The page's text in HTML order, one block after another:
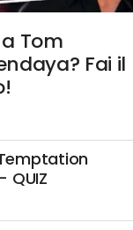
Tom
Fai il
QUIZ